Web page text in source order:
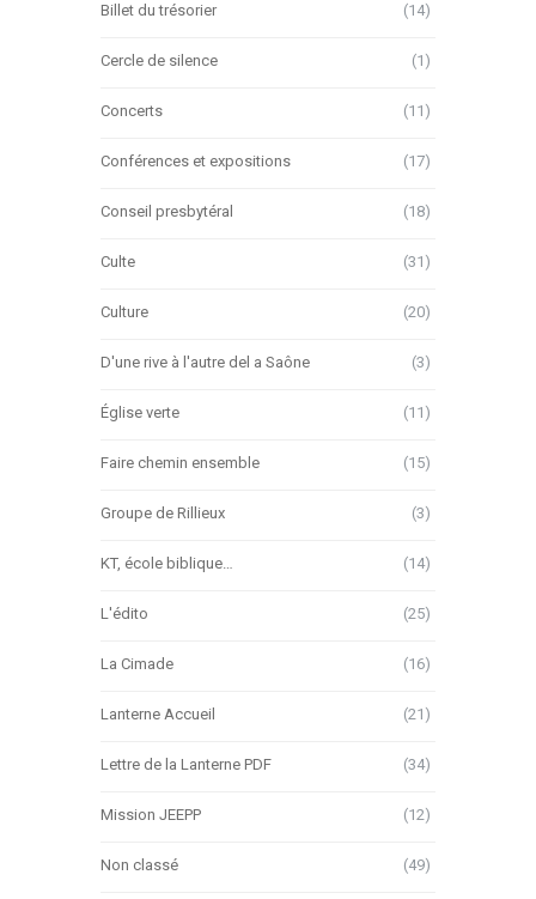
Billet du trésorier (14)
Cercle de silence (1)
Concerts (11)
Conférences et expositions (17)
Conseil presbytéral (18)
Culte (31)
Culture (20)
D'une rive à l'autre del a Saône (3)
Église verte (11)
Faire chemin ensemble (15)
Groupe de Rillieux (3)
KT, école biblique… (14)
L'édito (25)
La Cimade (16)
Lanterne Accueil (21)
Lettre de la Lanterne PDF (34)
Mission JEEPP (12)
Non classé (49)